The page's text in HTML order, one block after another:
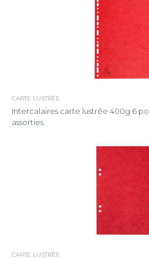
CARTE LUSTRÉE
Intercalaires carte lustrée 400g 6
assorties
CARTE LUSTRÉE